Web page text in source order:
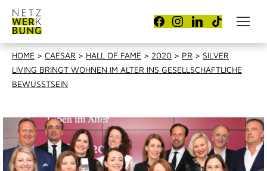
HOME > CAESAR > HALL OF FAME > 2020 > PR > SILVER
LIVING BRINGT WOHNEN IM ALTER INS GESELLSCHAFTLICHE
BEWUSSTSEIN